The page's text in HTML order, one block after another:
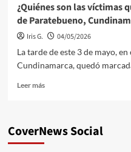
¿Quiénes son las víctimas
de Paratebueno,
Iris G.
04/05/2026
La tarde de este 3 de mayo,
Cundinamarca, quedó
Leer másLeer
son
las
CoverNews Social